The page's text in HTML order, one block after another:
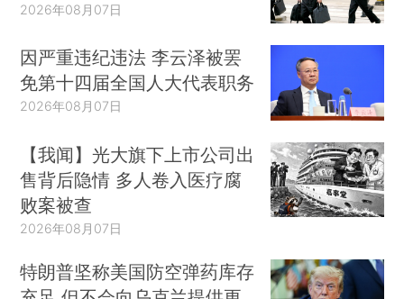
2026年08月07日
因严重违纪违法 李云泽被罢
免第十四届全国人大代表职务
2026年08月07日
【我闻】光大旗下上市公司出
售背后隐情 多人卷入医疗腐
败案被查
2026年08月07日
特朗普坚称美国防空弹药库存